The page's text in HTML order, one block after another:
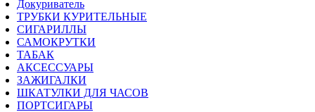
Докуриватель
ТРУБКИ КУРИТЕЛЬНЫЕ
СИГАРИЛЛЫ
САМОКРУТКИ
ТАБАК
АКСЕССУАРЫ
ЗАЖИГАЛКИ
ШКАТУЛКИ ДЛЯ ЧАСОВ
ПОРТСИГАРЫ